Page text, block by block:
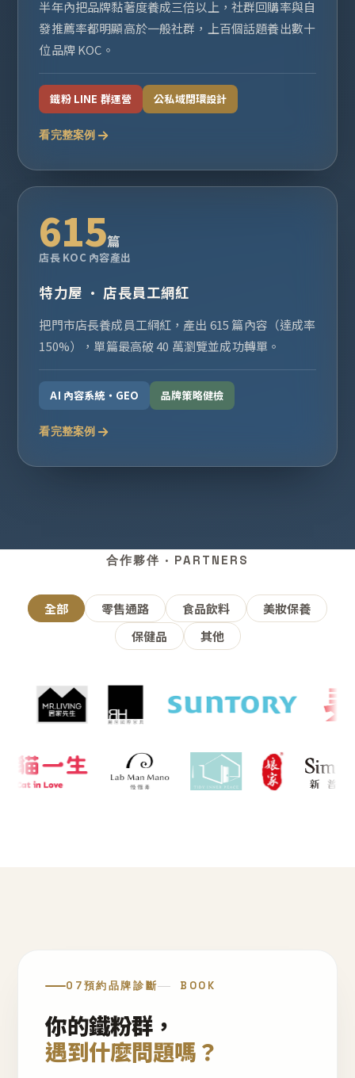
半年內把品牌黏著度養成三倍以上，社群回購率與自
發推薦率都明顯高於一般社群，上百個話題養出數十
位品牌 KOC。
鐵粉 LINE 群運營 公私域閉環設計
看完整案例
615篇
店長 KOC 內容產出
特力屋 · 店長員工網紅
把門市店長養成員工網紅，產出 615 篇內容（達成率
150%），單篇最高破 40 萬瀏覽並成功轉單。
AI 內容系統・GEO 品牌策略健檢
看完整案例
合作夥伴 · PARTNERS
全部 零售通路 食品飲料
美妝保養
保健品
其他
07預約品牌診斷 BOOK
你的鐵粉群，
遇到什麼問題嗎？